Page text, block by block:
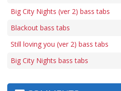
Big City Nights (ver 2) bass tabs
Blackout bass tabs
Still loving you (ver 2) bass tabs
Big City Nights bass tabs